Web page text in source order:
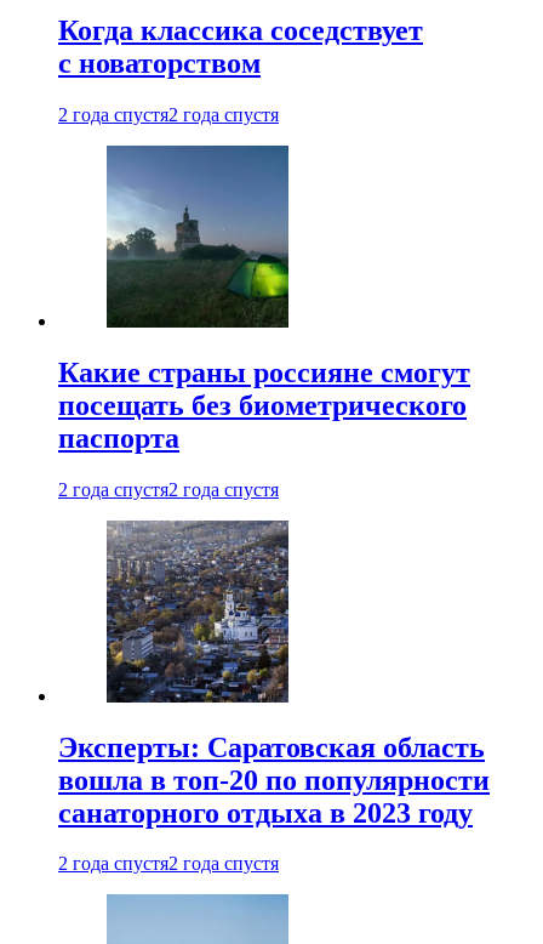
Когда классика соседствует
с новаторством
2 года спустя2 года спустя
Какие страны россияне смогут
посещать без биометрического
паспорта
2 года спустя2 года спустя
Эксперты: Саратовская область
вошла в топ-20 по популярности
санаторного отдыха в 2023 году
2 года спустя2 года спустя